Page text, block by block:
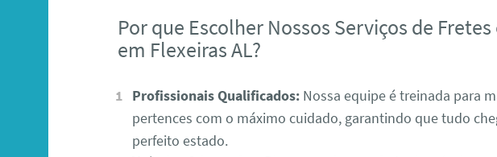
Por que Escolher Nossos Serviços de
em Flexeiras AL?
Profissionais Qualificados:Nossa equipe é treinada para
pertences com o máximo cuidado, garantindo que tudo
perfeito estado.